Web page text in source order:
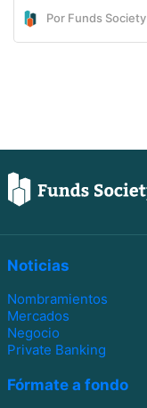
Por Funds Society
Noticias
Nombramientos
Mercados
Negocio
Private Banking
Fórmate a fondo